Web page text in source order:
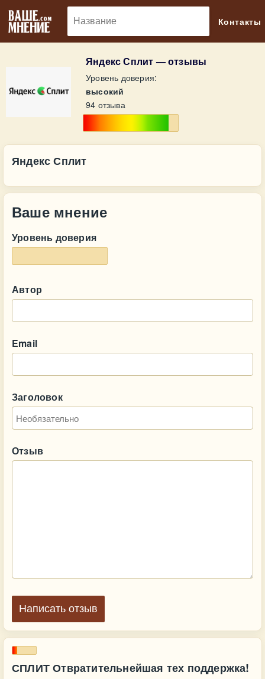
Контакты
Яндекс Сплит — отзывы
Уровень доверия:
высокий
94 отзыва
СПЛИТ Отвратительнейшая тех поддержка!
Яндекс Сплит
Ваше мнение
Уровень доверия
Автор
Email
Заголовок
Отзыв
Написать отзыв